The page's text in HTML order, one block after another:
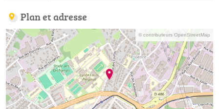
Plan et adresse
© contributeurs OpenStreetMap